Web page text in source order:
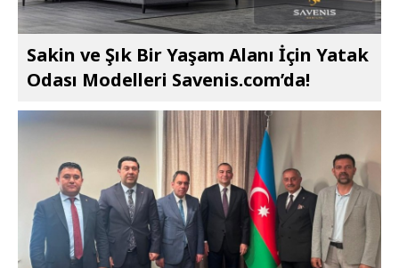
Sakin ve Şık Bir Yaşam Alanı İçin Yatak
Odası Modelleri Savenis.com’da!